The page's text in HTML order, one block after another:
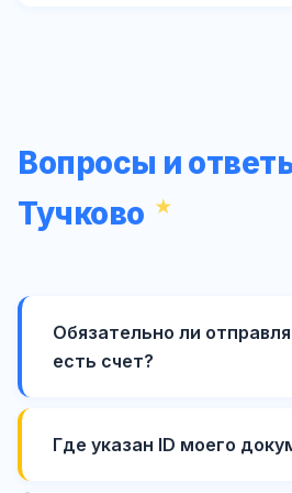
Вопросы и
Тучково
Обязательно ли
есть счет?
Где указан ID моего